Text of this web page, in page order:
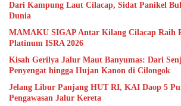
Dari Kampung Laut Cilacap, Sidat Panikel
Dunia
MAMAKU SIGAP Antar Kilang Cilacap Raih
Platinum ISRA 2026
Kisah Gerilya Jalur Maut Banyumas: Dari
Penyengat hingga Hujan Kanon di Cilongok
Jelang Libur Panjang HUT RI, KAI Daop 5
Pengawasan Jalur Kereta